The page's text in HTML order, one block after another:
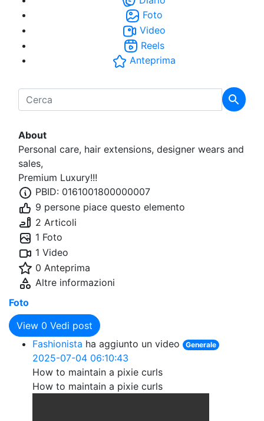
Foto
Video
Reels
Anteprima
About
Personal care, hair extensions, designer wears and
sales,
Premium Luxury!!!
PBID: 0161001800000007
9 persone piace questo elemento
2 Articoli
1 Foto
1 Video
0 Anteprima
Altre informazioni
Foto
View 0 Vedi post
Fashionista ha aggiunto un video Generale
2025-07-04 06:10:43
How to maintain a pixie curls
How to maintain a pixie curls